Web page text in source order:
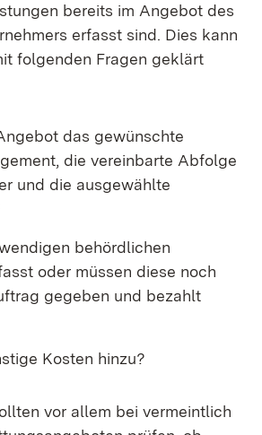
bereits im Angebot des
erfasst sind. Dies kann
folgenden Fragen geklärt
das gewünschte
die vereinbarte Abfolge
und die ausgewählte
behördlichen
oder müssen diese noch
gegeben und bezahlt
Kosten hinzu?
vor allem bei vermeintlich